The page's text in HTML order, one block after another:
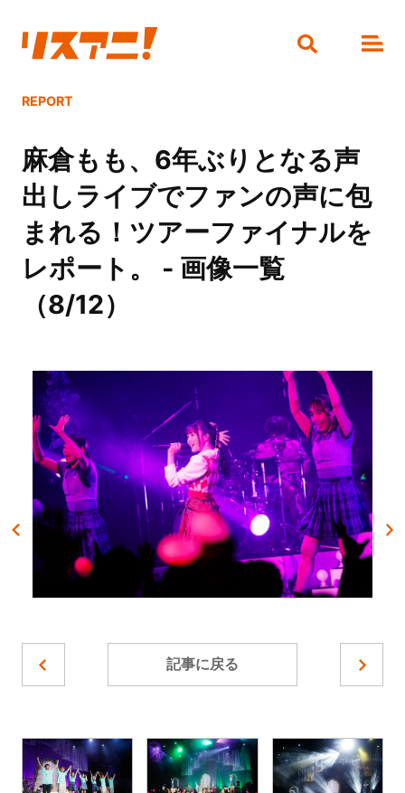
REPORT
麻倉もも、6年ぶりとなる声
出しライブでファンの声に包
まれる！ツアーファイナルを
レポート。 - 画像一覧
（8/12）
記事に戻る